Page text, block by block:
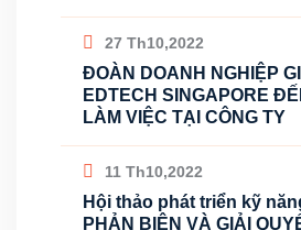
27 Th10,2022
ĐOÀN DOANH NGHIỆP
EDTECH SINGAPORE
LÀM VIỆC TẠI CÔNG TY
11 Th10,2022
Hội thảo phát triển kỹ
PHẢN BIỆN VÀ GIẢI